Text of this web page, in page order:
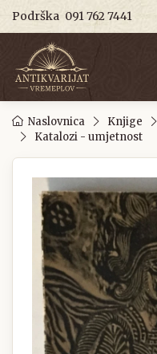
Podrška 091 762 7441
Naslovnica Knjige
Katalozi - umjetnost